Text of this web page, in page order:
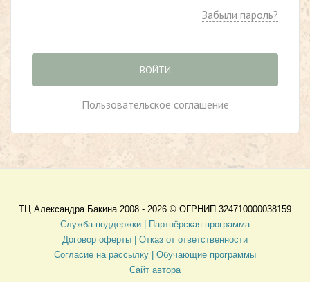
Забыли пароль?
ВОЙТИ
Пользовательское соглашение
ТЦ Александра Бакина 2008 - 2026 © ОГРНИП 324710000038159
Служба поддержки |
Партнёрская программа
Договор оферты
| Отказ от ответственности
Согласие на рассылку | Обучающие программы
Сайт автора